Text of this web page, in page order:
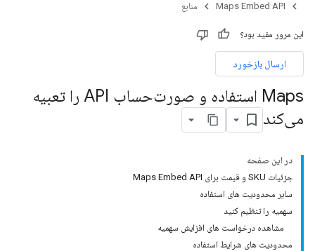
Maps Embed API
منابع
این مرور مفید بود؟
ارسال بازخورد
Maps استفاده و صورت‌حساب API را تعبیه
می‌کند
در این صفحه
جزئیات SKU و قیمت برای Maps Embed API
سایر محدودیت های استفاده
سهمیه را تنظیم کنید
مشاهده درخواست های افزایش سهمیه
محدودیت های شرایط استفاده